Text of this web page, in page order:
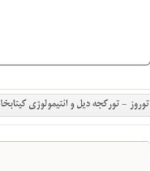
توروز - تورکجه دیل و ائتیمولوژی